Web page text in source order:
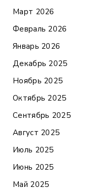
Март 2026
Февраль 2026
Январь 2026
Декабрь 2025
Ноябрь 2025
Октябрь 2025
Сентябрь 2025
Август 2025
Июль 2025
Июнь 2025
Май 2025